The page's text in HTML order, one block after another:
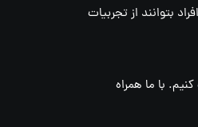
بتوانند از تجربیات
با ما همراه